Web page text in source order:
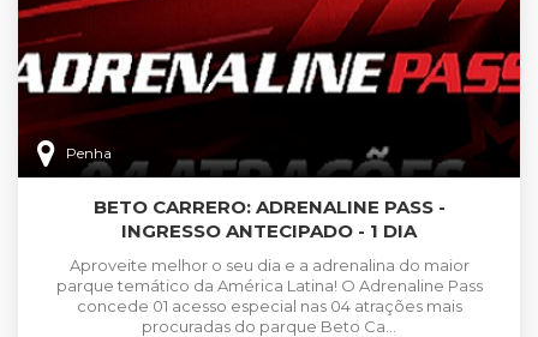
Penha
BETO CARRERO: ADRENALINE PASS -
INGRESSO ANTECIPADO - 1 DIA
Aproveite melhor o seu dia e a adrenalina do maior
parque temático da América Latina! O Adrenaline Pass
concede 01 acesso especial nas 04 atrações mais
procuradas do parque Beto Ca...